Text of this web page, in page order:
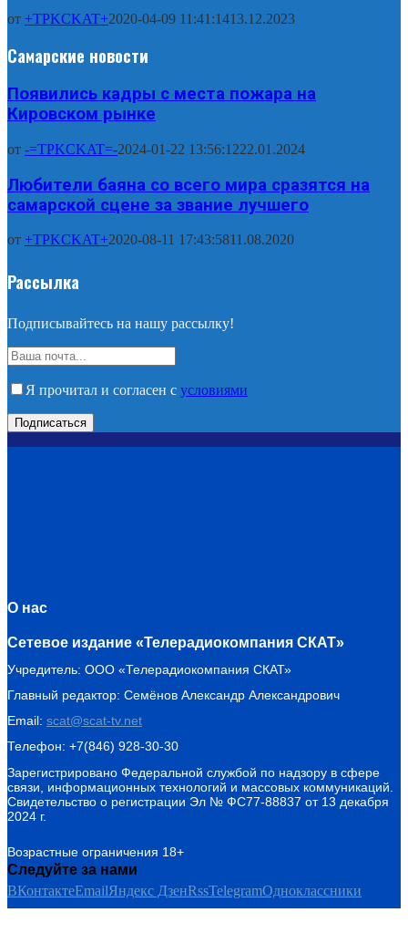
от +TPKCKAT+2020-04-09 11:41:1413.12.2023
Самарские новости
Появились кадры с места пожара на
Кировском рынке
от -=TPKCKAT=-2024-01-22 13:56:1222.01.2024
Любители баяна со всего мира сразятся на
самарской сцене за звание лучшего
от +TPKCKAT+2020-08-11 17:43:5811.08.2020
Рассылка
Подписывайтесь на нашу рассылку!
Я прочитал и согласен с условиями
О нас
Сетевое издание «Телерадиокомпания СКАТ»
Учредитель: ООО «Телерадиокомпания СКАТ»
Главный редактор: Семёнов Александр Александрович
Email: scat@scat-tv.net
Телефон: +7(846) 928-30-30
Зарегистрировано Федеральной службой по надзору в сфере
связи, информационных технологий и массовых коммуникаций.
Свидетельство о регистрации Эл № ФС77-88837 от 13 декабря
2024 г.
Возрастные ограничения 18+
Следуйте за нами
ВКонтактеEmailЯндекс ДзенRssTelegramОдноклассники